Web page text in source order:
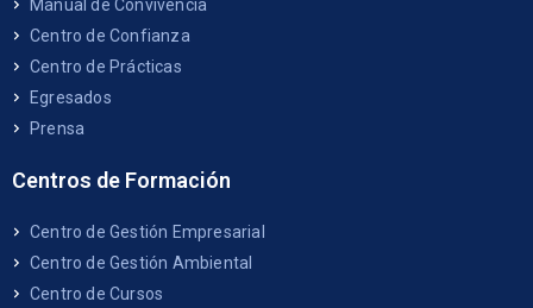
Manual de Convivencia
Centro de Confianza
Centro de Prácticas
Egresados
Prensa
Centros de Formación
Centro de Gestión Empresarial
Centro de Gestión Ambiental
Centro de Cursos